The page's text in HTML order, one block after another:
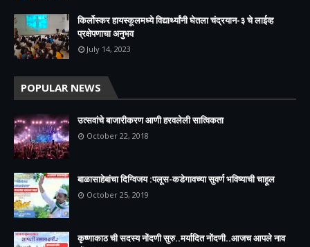
किर्लोस्कर हायस्कूलमध्ये विद्यार्थ्यांनी घेतला चंद्रयान-३ चे लाईव्ह
प्रक्षेपणाचा अनुभव
July 14, 2023
POPULAR NEWS
उत्सवांचे बाजारीकरण आणी हरवलेली सात्विकता
October 22, 2018
बाळासाहेबांचा दिग्विजय :पलूस-कडेगावच्या सुवर्ण भविष्याची चाहूल
October 25, 2019
कृष्णाकाठ ची सदस्य नोंदणी सुरु..मर्यादित नोंदणी..आजच आपले नाव